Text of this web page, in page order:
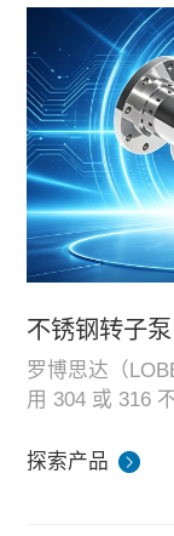
通过颗粒尺寸
泵壳间隙可调
针对恶劣污泥
1-2 倍；
占地尺寸更小
支持正反转，
干转耐受强，对
整机在湖南标
验，广泛应用
目，可提供标
不锈钢转子泵
罗博思达（
用 304 或 316
净无二次污染。
工厂物料、锂
探索产品